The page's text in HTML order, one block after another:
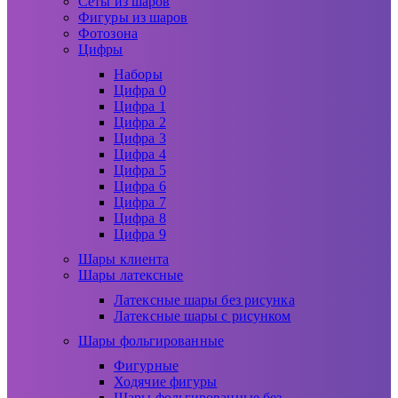
Фигуры из шаров
Фотозона
Цифры
Наборы
Цифра 0
Цифра 1
Цифра 2
Цифра 3
Цифра 4
Цифра 5
Цифра 6
Цифра 7
Цифра 8
Цифра 9
Шары клиента
Шары латексные
Латексные шары без рисунка
Латексные шары с рисунком
Шары фольгированные
Фигурные
Ходячие фигуры